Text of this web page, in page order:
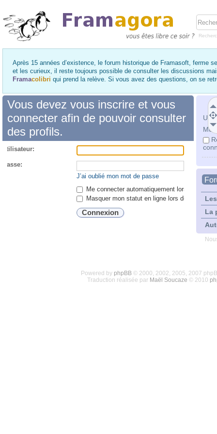
Après 15 années d’existence, le forum historique de Framasoft, ferme
et les curieux, il reste toujours possible de consulter les discussions
Framacolibri qui prend la relève. Si vous avez des questions, on se
Mot
La
Vous devez vous inscrire et vous
connecter afin de pouvoir consulter
des profils.
passe:
J’ai oublié mon mot de passe
Me connecter automatiquement lors de
Masquer mon statut en ligne lors de cette
Powered by phpBB© 2000, 2002, 2005, 2007
Traduction réalisée par Maël Soucaze © 2010